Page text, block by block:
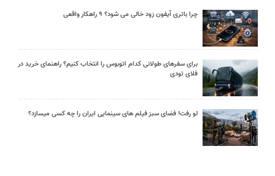
چرا باتری آیفون زود خالی می شود؟ ۹ راهکار واقعی
برای سفرهای طولانی کدام اتوبوس را انتخاب کنیم؟ راهنمای خرید در
فلای تودی
لو رفت! فضای سبز فیلم های سینمایی ایران را چه کسی میسازد؟